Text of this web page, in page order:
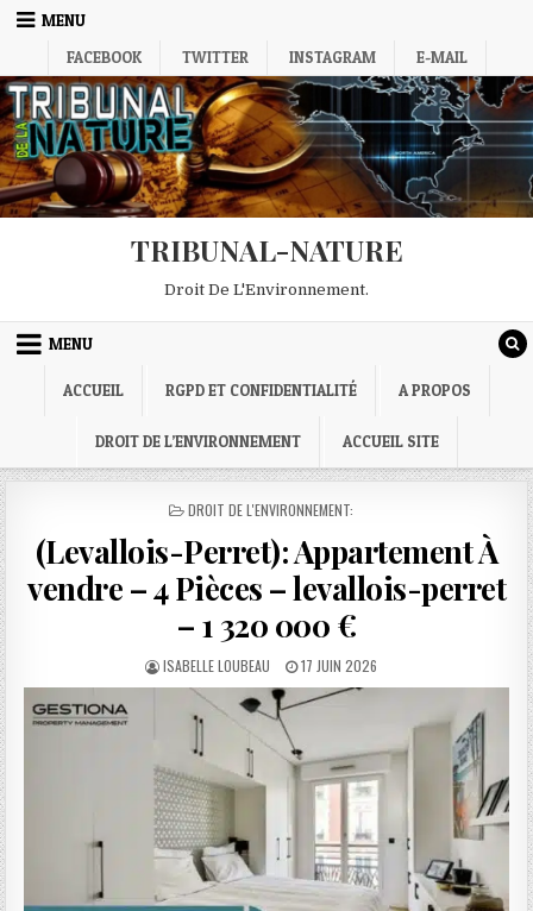
Skip
MENU
FACEBOOK
TWITTER INSTAGRAM E-MAIL
TRIBUNAL-NATURE
Droit De L'Environnement.
MENU
ACCUEIL RGPD ET CONFIDENTIALITÉ A PROPOS
DROIT DE L’ENVIRONNEMENT ACCUEIL SITE
POSTED
DROIT DE L'ENVIRONNEMENT:
(Levallois-Perret): Appartement À
vendre – 4 Pièces – levallois-perret
– 1 320 000 €
AUTHOR:
ISABELLE LOUBEAU
PUBLISHED
DATE:
17 JUIN 2026